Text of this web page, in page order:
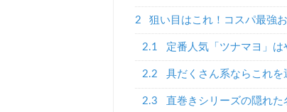
2 狙い目はこれ！コスパ最強
2.1 定番人気「ツナマヨ」は
2.2 具だくさん系ならこれを
2.3 直巻きシリーズの隠れた